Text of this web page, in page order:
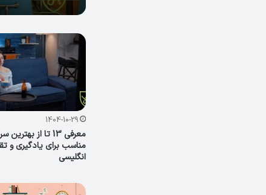
1404-10-29
معرفی 13 تا از
مناسب برای یادگیری و
انگلیسی